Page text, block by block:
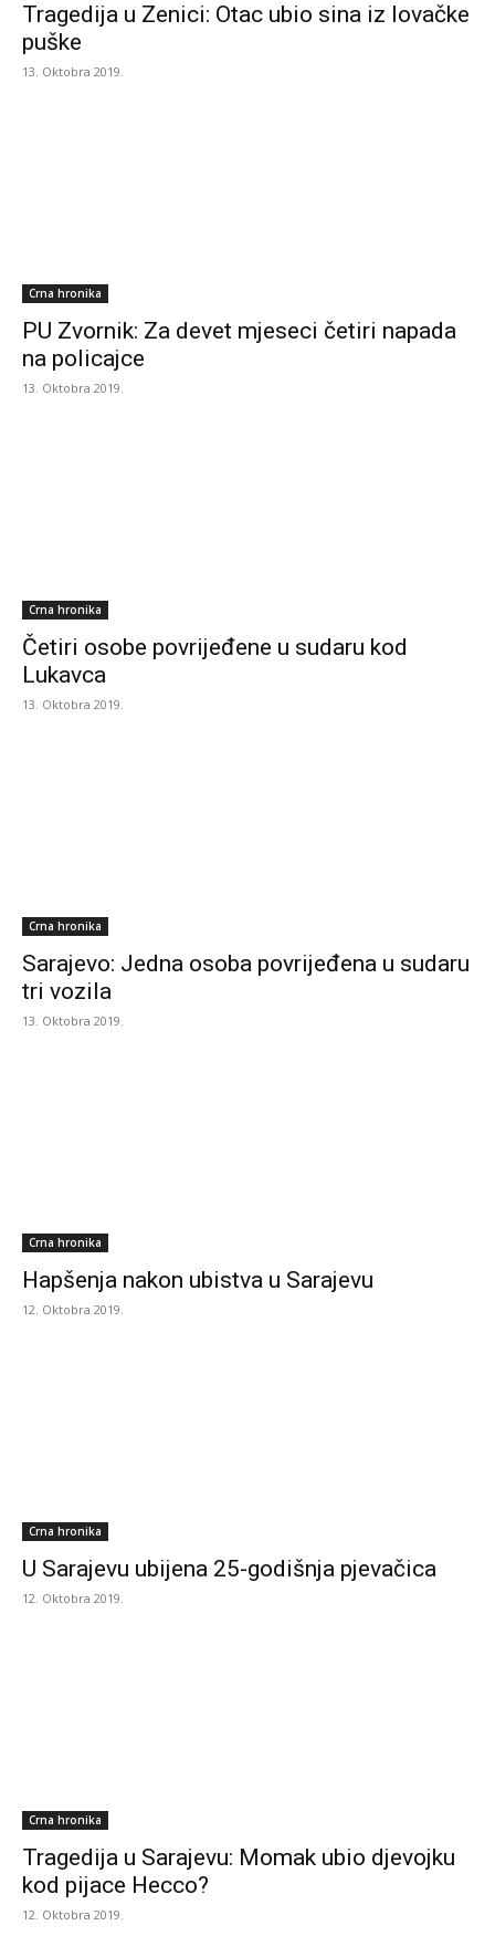
Tragedija u Zenici: Otac ubio sina iz lovačke
puške
13. Oktobra 2019.
Crna hronika
PU Zvornik: Za devet mjeseci četiri napada
na policajce
13. Oktobra 2019.
Crna hronika
Četiri osobe povrijeđene u sudaru kod
Lukavca
13. Oktobra 2019.
Crna hronika
Sarajevo: Jedna osoba povrijeđena u sudaru
tri vozila
13. Oktobra 2019.
Crna hronika
Hapšenja nakon ubistva u Sarajevu
12. Oktobra 2019.
Crna hronika
U Sarajevu ubijena 25-godišnja pjevačica
12. Oktobra 2019.
Crna hronika
Tragedija u Sarajevu: Momak ubio djevojku
kod pijace Hecco?
12. Oktobra 2019.